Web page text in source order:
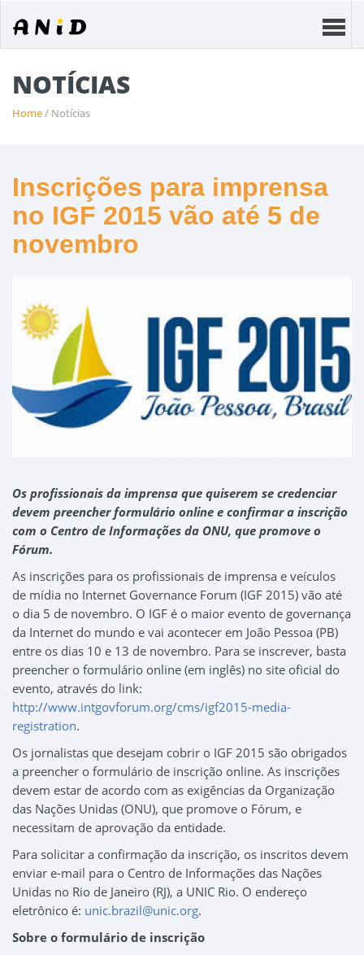
NOTÍCIAS
Home/ Notícias
Inscrições para imprensa
no IGF 2015 vão até 5 de
novembro
Os profissionais da imprensa que quiserem se credenciar
devem preencher formulário online e confirmar a inscrição
com o Centro de Informações da ONU, que promove o
Fórum.
As inscrições para os profissionais de imprensa e veículos
de mídia no Internet Governance Forum (IGF 2015) vão até
o dia 5 de novembro. O IGF é o maior evento de governança
da Internet do mundo e vai acontecer em João Pessoa (PB)
entre os dias 10 e 13 de novembro. Para se inscrever, basta
preencher o formulário online (em inglês) no site oficial do
evento, através do link:
http://www.intgovforum.org/cms/igf2015-media-
registration.
Os jornalistas que desejam cobrir o IGF 2015 são obrigados
a preencher o formulário de inscrição online. As inscrições
devem estar de acordo com as exigências da Organização
das Nações Unidas (ONU), que promove o Fórum, e
necessitam de aprovação da entidade.
Para solicitar a confirmação da inscrição, os inscritos devem
enviar e-mail para o Centro de Informações das Nações
Unidas no Rio de Janeiro (RJ), a UNIC Rio. O endereço
eletrônico é: unic.brazil@unic.org.
Sobre o formulário de inscrição